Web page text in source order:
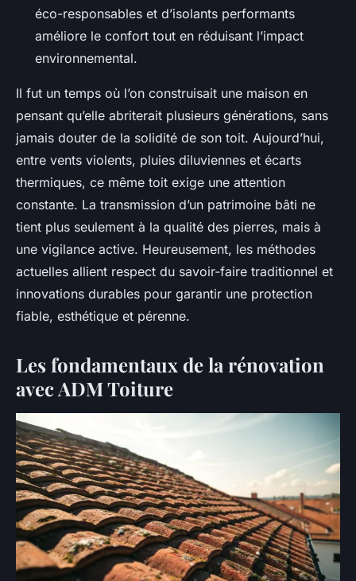
éco-responsables et d’isolants performants
améliore le confort tout en réduisant l’impact
environnemental.
Il fut un temps où l’on construisait une maison en
pensant qu’elle abriterait plusieurs générations, sans
jamais douter de la solidité de son toit. Aujourd’hui,
entre vents violents, pluies diluviennes et écarts
thermiques, ce même toit exige une attention
constante. La transmission d’un patrimoine bâti ne
tient plus seulement à la qualité des pierres, mais à
une vigilance active. Heureusement, les méthodes
actuelles allient respect du savoir-faire traditionnel et
innovations durables pour garantir une protection
fiable, esthétique et pérenne.
Les fondamentaux de la rénovation
avec ADM Toiture